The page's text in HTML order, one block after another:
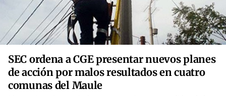
SEC ordena a CGE presentar nuevos planes
de acción por malos resultados en cuatro
comunas del Maule